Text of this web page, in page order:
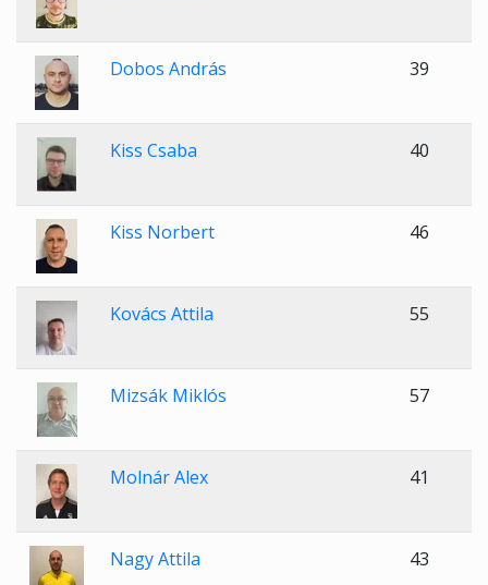
Dobos András 39
Kiss Csaba 40
Kiss Norbert 46
Kovács Attila 55
Mizsák Miklós 57
Molnár Alex 41
Nagy Attila 43